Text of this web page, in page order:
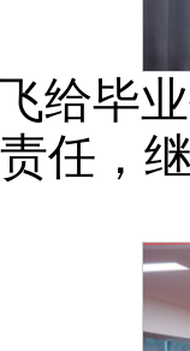
给毕
任，